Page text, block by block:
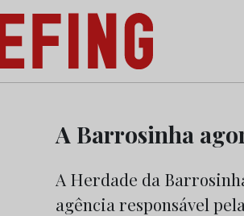
notícias sobre os negócios do
A Barrosinha
A Herdade da
agência responsável